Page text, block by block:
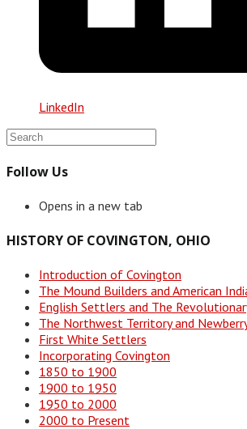
LinkedIn
Follow Us
Opens in a new tab
HISTORY OF COVINGTON, OHIO
Introduction of Covington
The Mound Builders and American
English Settlers and The
The Northwest Territory and
First White Settlers
Incorporating Covington
1850 to 1900
1900 to 1950
1950 to 2000
2000 to Present